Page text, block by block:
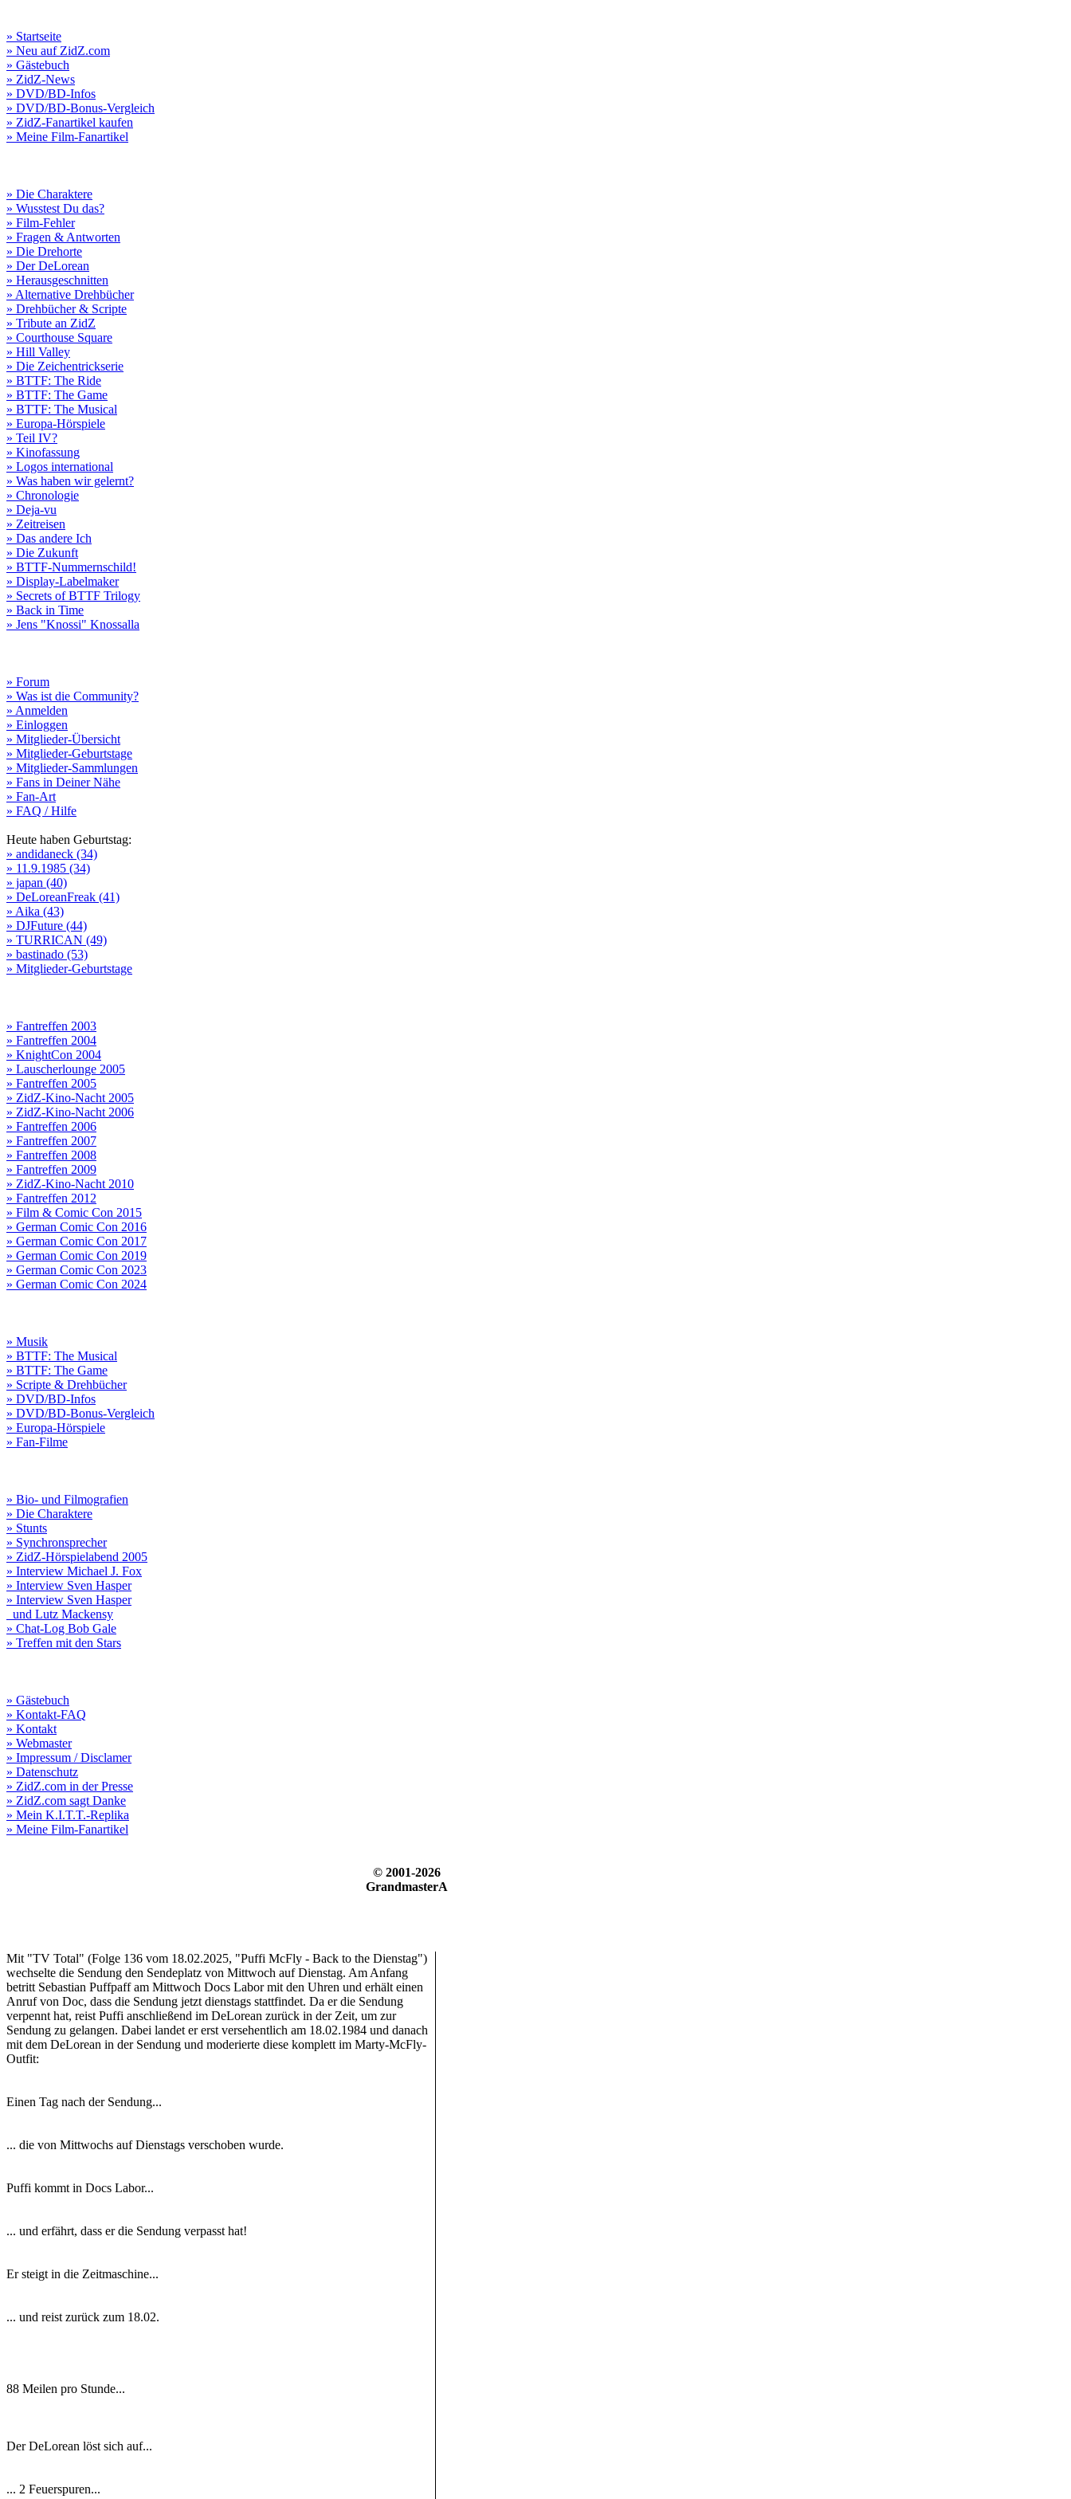
» Startseite
» Neu auf ZidZ.com
» Gästebuch
» ZidZ-News
» DVD/BD-Infos
» DVD/BD-Bonus-Vergleich
» ZidZ-Fanartikel kaufen
» Meine Film-Fanartikel
» Die Charaktere
» Wusstest Du das?
» Film-Fehler
» Fragen & Antworten
» Die Drehorte
» Der DeLorean
» Herausgeschnitten
» Alternative Drehbücher
» Drehbücher & Scripte
» Tribute an ZidZ
» Courthouse Square
» Hill Valley
» Die Zeichentrickserie
» BTTF: The Ride
» BTTF: The Game
» BTTF: The Musical
» Europa-Hörspiele
» Teil IV?
» Kinofassung
» Logos international
» Was haben wir gelernt?
» Chronologie
» Deja-vu
» Zeitreisen
» Das andere Ich
» Die Zukunft
» BTTF-Nummernschild!
» Display-Labelmaker
» Secrets of BTTF Trilogy
» Back in Time
» Jens "Knossi" Knossalla
» Forum
» Was ist die Community?
» Anmelden
» Einloggen
» Mitglieder-Übersicht
» Mitglieder-Geburtstage
» Mitglieder-Sammlungen
» Fans in Deiner Nähe
» Fan-Art
» FAQ / Hilfe
Heute haben Geburtstag:
» andidaneck (34)
» 11.9.1985 (34)
» japan (40)
» DeLoreanFreak (41)
» Aika (43)
» DJFuture (44)
» TURRICAN (49)
» bastinado (53)
» Mitglieder-Geburtstage
» Fantreffen 2003
» Fantreffen 2004
» KnightCon 2004
» Lauscherlounge 2005
» Fantreffen 2005
» ZidZ-Kino-Nacht 2005
» ZidZ-Kino-Nacht 2006
» Fantreffen 2006
» Fantreffen 2007
» Fantreffen 2008
» Fantreffen 2009
» ZidZ-Kino-Nacht 2010
» Fantreffen 2012
» Film & Comic Con 2015
» German Comic Con 2016
» German Comic Con 2017
» German Comic Con 2019
» German Comic Con 2023
» German Comic Con 2024
» Musik
» BTTF: The Musical
» BTTF: The Game
» Scripte & Drehbücher
» DVD/BD-Infos
» DVD/BD-Bonus-Vergleich
» Europa-Hörspiele
» Fan-Filme
» Bio- und Filmografien
» Die Charaktere
» Stunts
» Synchronsprecher
» ZidZ-Hörspielabend 2005
» Interview Michael J. Fox
» Interview Sven Hasper
» Interview Sven Hasper
und Lutz Mackensy
» Chat-Log Bob Gale
» Treffen mit den Stars
» Gästebuch
» Kontakt-FAQ
» Kontakt
» Webmaster
» Impressum / Disclamer
» Datenschutz
» ZidZ.com in der Presse
» ZidZ.com sagt Danke
» Mein K.I.T.T.-Replika
» Meine Film-Fanartikel
© 2001-2026
GrandmasterA
Mit "TV Total" (Folge 136 vom 18.02.2025, "Puffi McFly - Back to the Dienstag")
wechselte die Sendung den Sendeplatz von Mittwoch auf Dienstag. Am Anfang
betritt Sebastian Puffpaff am Mittwoch Docs Labor mit den Uhren und erhält einen
Anruf von Doc, dass die Sendung jetzt dienstags stattfindet. Da er die Sendung
verpennt hat, reist Puffi anschließend im DeLorean zurück in der Zeit, um zur
Sendung zu gelangen. Dabei landet er erst versehentlich am 18.02.1984 und danach
mit dem DeLorean in der Sendung und moderierte diese komplett im Marty-McFly-
Outfit:
Einen Tag nach der Sendung...
... die von Mittwochs auf Dienstags verschoben wurde.
Puffi kommt in Docs Labor...
... und erfährt, dass er die Sendung verpasst hat!
Er steigt in die Zeitmaschine...
... und reist zurück zum 18.02.
88 Meilen pro Stunde...
Der DeLorean löst sich auf...
... 2 Feuerspuren...